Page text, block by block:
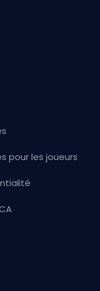
pour les joueurs